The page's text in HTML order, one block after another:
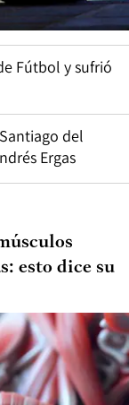
Fútbol y sufrió
del
Ergas
esto dice su